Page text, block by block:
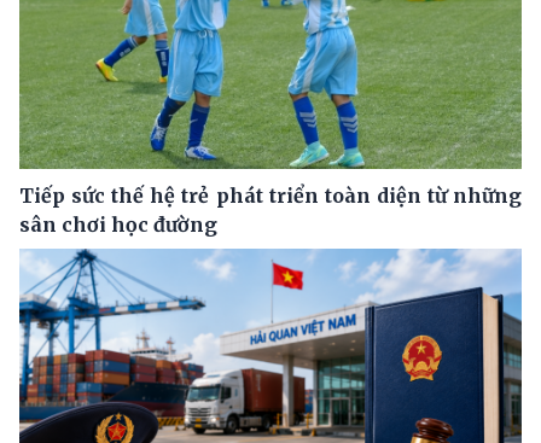
Tiếp sức thế hệ trẻ phát triển toàn diện từ những
sân chơi học đường